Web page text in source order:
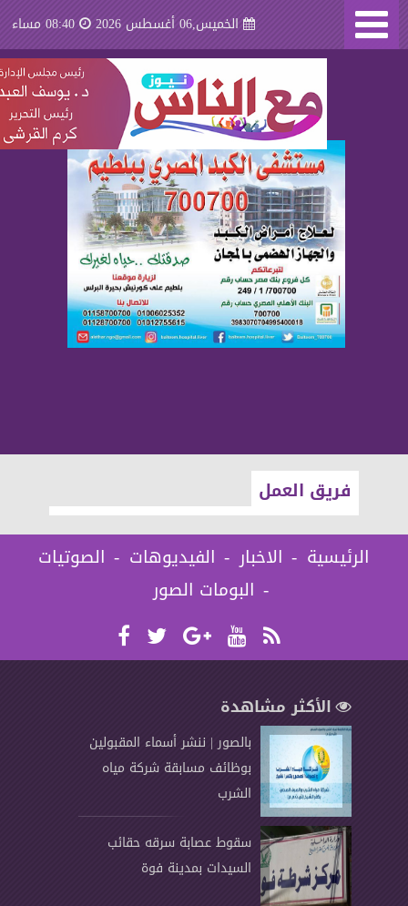
الخميس,06 أغسطس 2026 08:40 مساء
فريق العمل
الرئيسية الاخبار الفيديوهات
الصوتيات
البومات الصور
الأكثر مشاهدة
بالصور | ننشر أسماء المقبولين
بوظائف مسابقة شركة مياه
الشرب
سقوط عصابة سرقه حقائب
السيدات بمدينة فوة